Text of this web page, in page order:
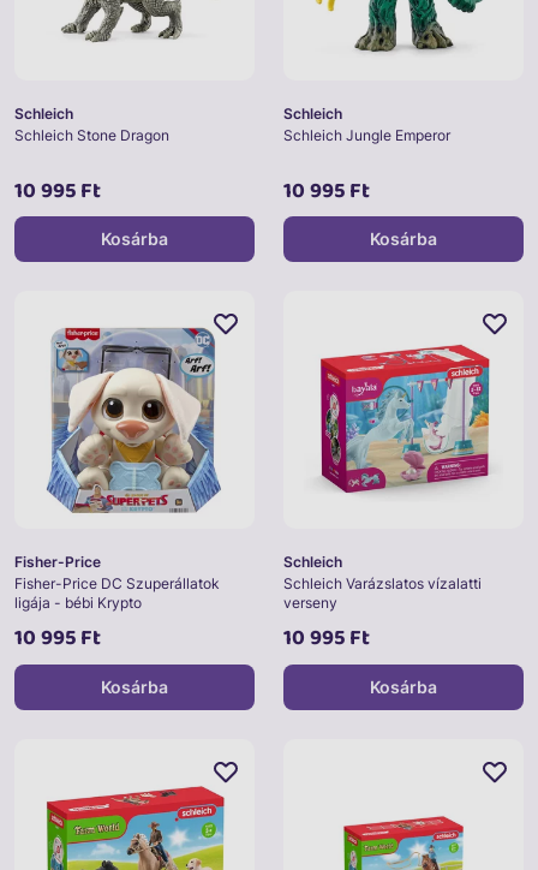
Schleich
Schleich Stone Dragon
10 995 Ft
Kosárba
Schleich
Schleich Jungle Emperor
10 995 Ft
Kosárba
Fisher-Price
Fisher-Price DC Szuperállatok
ligája - bébi Krypto
10 995 Ft
Kosárba
Schleich
Schleich Varázslatos vízalatti
verseny
10 995 Ft
Kosárba